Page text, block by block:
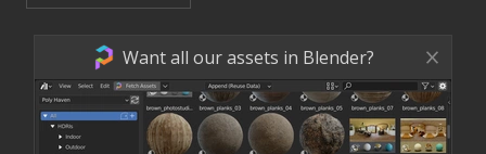
Want all our assets in Blender?